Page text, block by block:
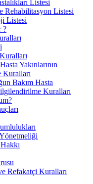
Listesi
Rehabilitasyon Listesi
Listesi
?
Yakınlarının
Bakım Hasta
Kuralları
Refakatçi Kuralları